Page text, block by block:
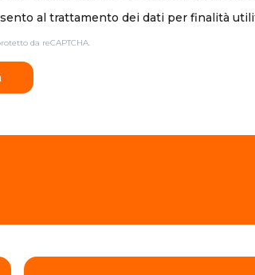
al trattamento dei dati per finalità
da reCAPTCHA.